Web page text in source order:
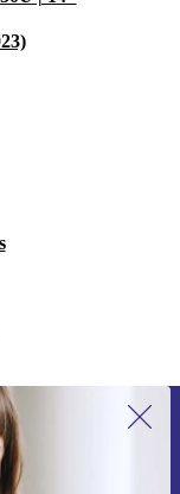
refurbed